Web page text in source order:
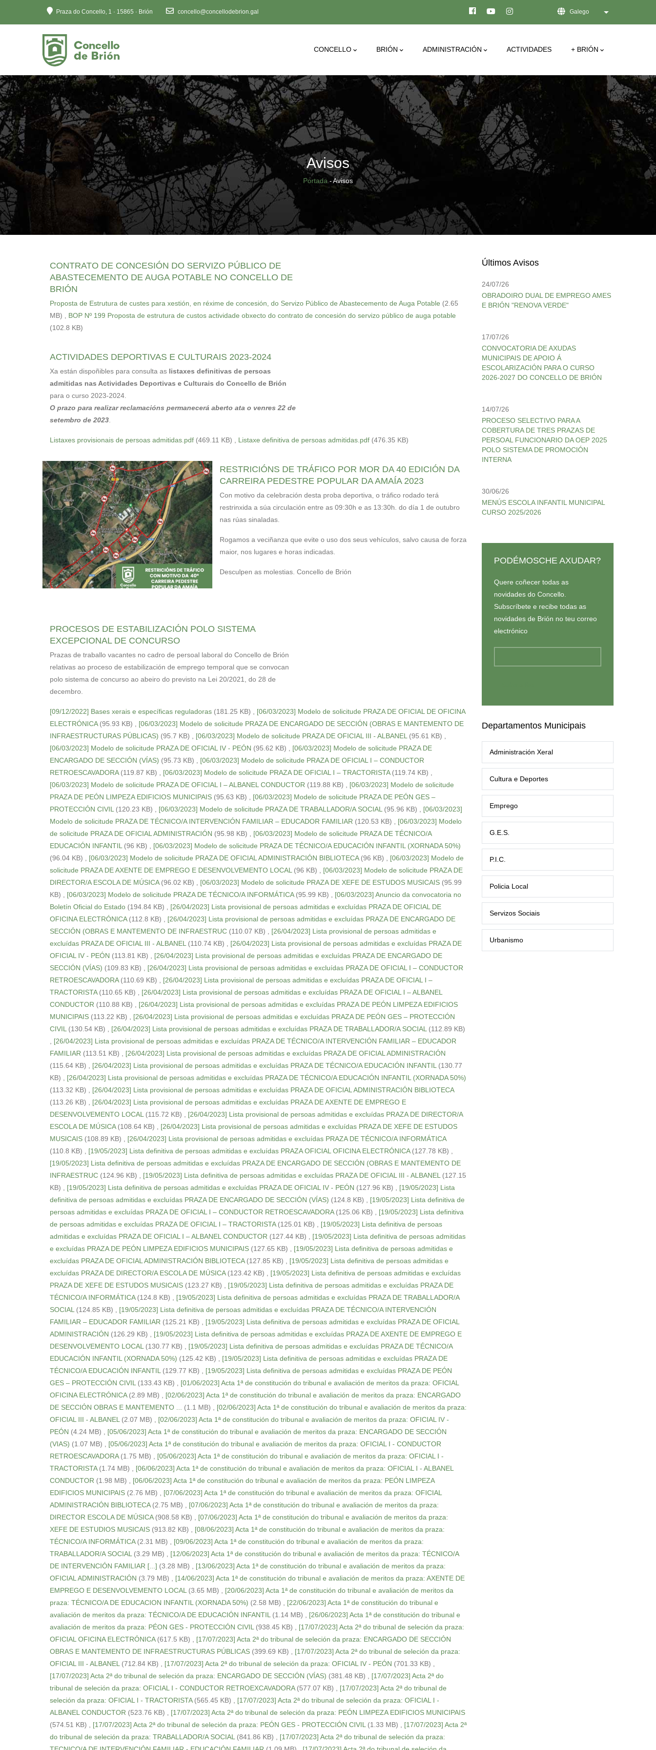
web
inclúe
un
sistema
de
accesibilidade.
Preme
Control-
para
axustar
o
sitio
accesibilidade.
Praza do Concello, 1 · 15865 · Brión concello@concellodebrion.gal Galego List additional
Main
CONCELLO BRIÓN ADMINISTRACIÓN ACTIVIDADES + BRIÓN
Avisos
Breadcrumb
Portada -Avisos
CONTRATO DE CONCESIÓN DO SERVIZO PÚBLICO DE
ABASTECEMENTO DE AUGA POTABLE NO CONCELLO DE
BRIÓN
Proposta de Estrutura de custes para xestión, en réxime de concesión, do Servizo Público de Abastecemento de Auga Potable (2.65
MB)
BOP Nº 199 Proposta de estrutura de custos actividade obxecto do contrato de concesión do servizo público de auga potable
(102.8 KB)
ACTIVIDADES DEPORTIVAS E CULTURAIS 2023-2024
Xa están dispoñibles para consulta as listaxes definitivas de persoas
admitidas nas Actividades Deportivas e Culturais do Concello de Brión
para o curso 2023-2024.
O prazo para realizar reclamacións permanecerá aberto ata o venres 22 de
setembro de 2023
Listaxes provisionais de persoas admitidas.pdf (469.11 KB) Listaxe definitiva de persoas admitidas.pdf (476.35 KB)
RESTRICIÓNS DE TRÁFICO POR MOR DA 40 EDICIÓN DA
CARREIRA PEDESTRE POPULAR DA AMAÍA 2023
Con motivo da celebración desta proba deportiva, o tráfico rodado terá
restrinxida a súa circulación entre as 09:30h e as 13:30h. do día 1 de outubro
nas rúas sinaladas.
Rogamos a veciñanza que evite o uso dos seus vehículos, salvo causa de forza
maior, nos lugares e horas indicadas.
Desculpen as molestias. Concello de Brión
PROCESOS DE ESTABILIZACIÓN POLO SISTEMA
EXCEPCIONAL DE CONCURSO
Prazas de traballo vacantes no cadro de persoal laboral do Concello de Brión
relativas ao proceso de estabilización de emprego temporal que se convocan
polo sistema de concurso ao abeiro do previsto na Lei 20/2021, do 28 de
decembro.
[09/12/2022] Bases xerais e específicas reguladoras (181.25 KB)
[06/03/2023] Modelo de solicitude PRAZA DE OFICIAL DE OFICINA
ELECTRÓNICA (95.93 KB)
[06/03/2023] Modelo de solicitude PRAZA DE ENCARGADO DE SECCIÓN (OBRAS E MANTEMENTO DE
INFRAESTRUCTURAS PÚBLICAS) (95.7 KB) [06/03/2023] Modelo de solicitude PRAZA DE OFICIAL III - ALBANEL (95.61 KB)
[06/03/2023] Modelo de solicitude PRAZA DE OFICIAL IV - PEÓN (95.62 KB)
[06/03/2023] Modelo de solicitude PRAZA DE
ENCARGADO DE SECCIÓN (VÍAS) (95.73 KB)
[06/03/2023] Modelo de solicitude PRAZA DE OFICIAL I – CONDUCTOR
RETROESCAVADORA (119.87 KB) [06/03/2023] Modelo de solicitude PRAZA DE OFICIAL I – TRACTORISTA (119.74 KB)
[06/03/2023] Modelo de solicitude PRAZA DE OFICIAL I – ALBANEL CONDUCTOR (119.88 KB)
[06/03/2023] Modelo de solicitude
PRAZA DE PEÓN LIMPEZA EDIFICIOS MUNICIPAIS (95.63 KB)
[06/03/2023] Modelo de solicitude PRAZA DE PEÓN GES –
PROTECCIÓN CIVIL (120.23 KB) [06/03/2023] Modelo de solicitude PRAZA DE TRABALLADOR/A SOCIAL (95.96 KB)
[06/03/2023]
Modelo de solicitude PRAZA DE TÉCNICO/A INTERVENCIÓN FAMILIAR – EDUCADOR FAMILIAR (120.53 KB)
[06/03/2023] Modelo
de solicitude PRAZA DE OFICIAL ADMINISTRACIÓN (95.98 KB)
[06/03/2023] Modelo de solicitude PRAZA DE TÉCNICO/A
EDUCACIÓN INFANTIL (96 KB)
[06/03/2023] Modelo de solicitude PRAZA DE TÉCNICO/A EDUCACIÓN INFANTIL (XORNADA 50%)
(96.04 KB)
[06/03/2023] Modelo de solicitude PRAZA DE OFICIAL ADMINISTRACIÓN BIBLIOTECA (96 KB)
[06/03/2023] Modelo de
solicitude PRAZA DE AXENTE DE EMPREGO E DESENVOLVEMENTO LOCAL (96 KB)
[06/03/2023] Modelo de solicitude PRAZA DE
DIRECTOR/A ESCOLA DE MÚSICA (96.02 KB) [06/03/2023] Modelo de solicitude PRAZA DE XEFE DE ESTUDOS MUSICAIS (95.99
KB)
[06/03/2023] Modelo de solicitude PRAZA DE TÉCNICO/A INFORMÁTICA (95.99 KB)
[06/03/2023] Anuncio da convocatoria no
Boletín Oficial do Estado (194.84 KB)
[26/04/2023] Lista provisional de persoas admitidas e excluídas PRAZA DE OFICIAL DE
OFICINA ELECTRÓNICA (112.8 KB)
[26/04/2023] Lista provisional de persoas admitidas e excluídas PRAZA DE ENCARGADO DE
SECCIÓN (OBRAS E MANTEMENTO DE INFRAESTRUC (110.07 KB)
[26/04/2023] Lista provisional de persoas admitidas e
excluídas PRAZA DE OFICIAL III - ALBANEL (110.74 KB)
[26/04/2023] Lista provisional de persoas admitidas e excluídas PRAZA DE
OFICIAL IV - PEÓN (113.81 KB)
[26/04/2023] Lista provisional de persoas admitidas e excluídas PRAZA DE ENCARGADO DE
SECCIÓN (VÍAS) (109.83 KB)
[26/04/2023] Lista provisional de persoas admitidas e excluídas PRAZA DE OFICIAL I – CONDUCTOR
RETROESCAVADORA (110.69 KB)
[26/04/2023] Lista provisional de persoas admitidas e excluídas PRAZA DE OFICIAL I –
TRACTORISTA (110.65 KB)
[26/04/2023] Lista provisional de persoas admitidas e excluídas PRAZA DE OFICIAL I – ALBANEL
CONDUCTOR (110.88 KB)
[26/04/2023] Lista provisional de persoas admitidas e excluídas PRAZA DE PEÓN LIMPEZA EDIFICIOS
MUNICIPAIS (113.22 KB)
[26/04/2023] Lista provisional de persoas admitidas e excluídas PRAZA DE PEÓN GES – PROTECCIÓN
CIVIL (130.54 KB) [26/04/2023] Lista provisional de persoas admitidas e excluídas PRAZA DE TRABALLADOR/A SOCIAL (112.89 KB)
[26/04/2023] Lista provisional de persoas admitidas e excluídas PRAZA DE TÉCNICO/A INTERVENCIÓN FAMILIAR – EDUCADOR
FAMILIAR (113.51 KB)
[26/04/2023] Lista provisional de persoas admitidas e excluídas PRAZA DE OFICIAL ADMINISTRACIÓN
(115.64 KB)
[26/04/2023] Lista provisional de persoas admitidas e excluídas PRAZA DE TÉCNICO/A EDUCACIÓN INFANTIL (130.77
KB)
[26/04/2023] Lista provisional de persoas admitidas e excluídas PRAZA DE TÉCNICO/A EDUCACIÓN INFANTIL (XORNADA 50%)
(113.32 KB)
[26/04/2023] Lista provisional de persoas admitidas e excluídas PRAZA DE OFICIAL ADMINISTRACIÓN BIBLIOTECA
(113.26 KB)
[26/04/2023] Lista provisional de persoas admitidas e excluídas PRAZA DE AXENTE DE EMPREGO E
DESENVOLVEMENTO LOCAL (115.72 KB)
[26/04/2023] Lista provisional de persoas admitidas e excluídas PRAZA DE DIRECTOR/A
ESCOLA DE MÚSICA (108.64 KB)
[26/04/2023] Lista provisional de persoas admitidas e excluídas PRAZA DE XEFE DE ESTUDOS
MUSICAIS (108.89 KB)
[26/04/2023] Lista provisional de persoas admitidas e excluídas PRAZA DE TÉCNICO/A INFORMÁTICA
(110.8 KB)
[19/05/2023] Lista definitiva de persoas admitidas e excluídas PRAZA OFICIAL OFICINA ELECTRÓNICA (127.78 KB)
[19/05/2023] Lista definitiva de persoas admitidas e excluídas PRAZA DE ENCARGADO DE SECCIÓN (OBRAS E MANTEMENTO DE
INFRAESTRUC (124.96 KB) [19/05/2023] Lista definitiva de persoas admitidas e excluídas PRAZA DE OFICIAL III - ALBANEL (127.15
KB)
[19/05/2023] Lista definitiva de persoas admitidas e excluídas PRAZA DE OFICIAL IV - PEÓN (127.96 KB)
[19/05/2023] Lista
definitiva de persoas admitidas e excluídas PRAZA DE ENCARGADO DE SECCIÓN (VÍAS) (124.8 KB)
[19/05/2023] Lista definitiva de
persoas admitidas e excluídas PRAZA DE OFICIAL I – CONDUCTOR RETROESCAVADORA (125.06 KB)
[19/05/2023] Lista definitiva
de persoas admitidas e excluídas PRAZA DE OFICIAL I – TRACTORISTA (125.01 KB)
[19/05/2023] Lista definitiva de persoas
admitidas e excluídas PRAZA DE OFICIAL I – ALBANEL CONDUCTOR (127.44 KB)
[19/05/2023] Lista definitiva de persoas admitidas
e excluídas PRAZA DE PEÓN LIMPEZA EDIFICIOS MUNICIPAIS (127.65 KB)
[19/05/2023] Lista definitiva de persoas admitidas e
excluídas PRAZA DE OFICIAL ADMINISTRACIÓN BIBLIOTECA (127.85 KB)
[19/05/2023] Lista definitiva de persoas admitidas e
excluídas PRAZA DE DIRECTOR/A ESCOLA DE MÚSICA (123.42 KB)
[19/05/2023] Lista definitiva de persoas admitidas e excluídas
PRAZA DE XEFE DE ESTUDOS MUSICAIS (123.27 KB)
[19/05/2023] Lista definitiva de persoas admitidas e excluídas PRAZA DE
TÉCNICO/A INFORMÁTICA (124.8 KB)
[19/05/2023] Lista definitiva de persoas admitidas e excluídas PRAZA DE TRABALLADOR/A
SOCIAL (124.85 KB)
[19/05/2023] Lista definitiva de persoas admitidas e excluídas PRAZA DE TÉCNICO/A INTERVENCIÓN
FAMILIAR – EDUCADOR FAMILIAR (125.21 KB)
[19/05/2023] Lista definitiva de persoas admitidas e excluídas PRAZA DE OFICIAL
ADMINISTRACIÓN (126.29 KB)
[19/05/2023] Lista definitiva de persoas admitidas e excluídas PRAZA DE AXENTE DE EMPREGO E
DESENVOLVEMENTO LOCAL (130.77 KB)
[19/05/2023] Lista definitiva de persoas admitidas e excluídas PRAZA DE TÉCNICO/A
EDUCACIÓN INFANTIL (XORNADA 50%) (125.42 KB)
[19/05/2023] Lista definitiva de persoas admitidas e excluídas PRAZA DE
TÉCNICO/A EDUCACIÓN INFANTIL (129.77 KB)
[19/05/2023] Lista definitiva de persoas admitidas e excluídas PRAZA DE PEÓN
GES – PROTECCIÓN CIVIL (133.43 KB)
[01/06/2023] Acta 1ª de constitución do tribunal e avaliación de meritos da praza: OFICIAL
OFICINA ELECTRÓNICA (2.89 MB)
[02/06/2023] Acta 1ª de constitución do tribunal e avaliación de meritos da praza: ENCARGADO
DE SECCIÓN OBRAS E MANTEMENTO ...
(1.1 MB)
[02/06/2023] Acta 1ª de constitución do tribunal e avaliación de meritos da praza:
OFICIAL III - ALBANEL (2.07 MB)
[02/06/2023] Acta 1ª de constitución do tribunal e avaliación de meritos da praza: OFICIAL IV -
PEÓN (4.24 MB)
[05/06/2023] Acta 1ª de constitución do tribunal e avaliación de meritos da praza: ENCARGADO DE SECCIÓN
(VIAS) (1.07 MB)
[05/06/2023] Acta 1ª de constitución do tribunal e avaliación de meritos da praza: OFICIAL I - CONDUCTOR
RETROESCAVADORA (1.75 MB)
[05/06/2023] Acta 1ª de constitución do tribunal e avaliación de meritos da praza: OFICIAL I -
TRACTORISTA (1.74 MB)
[06/06/2023] Acta 1ª de constitución do tribunal e avaliación de meritos da praza: OFICIAL I - ALBANEL
CONDUCTOR (1.98 MB)
[06/06/2023] Acta 1ª de constitución do tribunal e avaliación de meritos da praza: PEÓN LIMPEZA
EDIFICIOS MUNICIPAIS (2.76 MB)
[07/06/2023] Acta 1ª de constitución do tribunal e avaliación de meritos da praza: OFICIAL
ADMINISTRACIÓN BIBLIOTECA (2.75 MB)
[07/06/2023] Acta 1ª de constitución do tribunal e avaliación de meritos da praza:
DIRECTOR ESCOLA DE MÚSICA (908.58 KB)
[07/06/2023] Acta 1ª de constitución do tribunal e avaliación de meritos da praza:
XEFE DE ESTUDIOS MUSICAIS (913.82 KB)
[08/06/2023] Acta 1ª de constitución do tribunal e avaliación de meritos da praza:
TÉCNICO/A INFORMÁTICA (2.31 MB)
[09/06/2023] Acta 1ª de constitución do tribunal e avaliación de meritos da praza:
TRABALLADOR/A SOCIAL (3.29 MB)
[12/06/2023] Acta 1ª de constitución do tribunal e avaliación de meritos da praza: TÉCNICO/A
DE INTERVENCIÓN FAMILIAR [...] (3.28 MB)
[13/06/2023] Acta 1ª de constitución do tribunal e avaliación de meritos da praza:
OFICIAL ADMINISTRACIÓN (3.79 MB)
[14/06/2023] Acta 1ª de constitución do tribunal e avaliación de meritos da praza: AXENTE DE
EMPREGO E DESENVOLVEMENTO LOCAL (3.65 MB)
[20/06/2023] Acta 1ª de constitución do tribunal e avaliación de meritos da
praza: TÉCNICO/A DE EDUCACION INFANTIL (XORNADA 50%) (2.58 MB)
[22/06/2023] Acta 1ª de constitución do tribunal e
avaliación de meritos da praza: TÉCNICO/A DE EDUCACIÓN INFANTIL (1.14 MB)
[26/06/2023] Acta 1ª de constitución do tribunal e
avaliación de meritos da praza: PÉON GES - PROTECCIÓN CIVIL (938.45 KB)
[17/07/2023] Acta 2ª do tribunal de seleción da praza:
OFICIAL OFICINA ELECTRÓNICA (617.5 KB)
[17/07/2023] Acta 2ª do tribunal de seleción da praza: ENCARGADO DE SECCIÓN
OBRAS E MANTEMENTO DE INFRAESTRUCTURAS PÚBLICAS (399.69 KB)
[17/07/2023] Acta 2ª do tribunal de seleción da praza:
OFICIAL III - ALBANEL (712.84 KB) [17/07/2023] Acta 2ª do tribunal de seleción da praza: OFICIAL IV - PEÓN (701.33 KB)
[17/07/2023] Acta 2ª do tribunal de seleción da praza: ENCARGADO DE SECCIÓN (VÍAS) (381.48 KB)
[17/07/2023] Acta 2ª do
tribunal de seleción da praza: OFICIAL I - CONDUCTOR RETROEXCAVADORA (577.07 KB)
[17/07/2023] Acta 2ª do tribunal de
seleción da praza: OFICIAL I - TRACTORISTA (565.45 KB)
[17/07/2023] Acta 2ª do tribunal de seleción da praza: OFICIAL I -
ALBANEL CONDUCTOR (523.76 KB)
[17/07/2023] Acta 2ª do tribunal de seleción da praza: PEÓN LIMPEZA EDIFICIOS MUNICIPAIS
(574.51 KB)
[17/07/2023] Acta 2ª do tribunal de seleción da praza: PEÓN GES - PROTECCIÓN CIVIL (1.33 MB)
[17/07/2023] Acta 2ª
do tribunal de seleción da praza: TRABALLADOR/A SOCIAL (841.86 KB)
[17/07/2023] Acta 2ª do tribunal de seleción da praza:
Últimos Avisos
24/07/26
OBRADOIRO DUAL DE EMPREGO AMES
E BRIÓN "RENOVA VERDE"
17/07/26
CONVOCATORIA DE AXUDAS
MUNICIPAIS DE APOIO Á
ESCOLARIZACIÓN PARA O CURSO
2026-2027 DO CONCELLO DE BRIÓN
14/07/26
PROCESO SELECTIVO PARA A
COBERTURA DE TRES PRAZAS DE
PERSOAL FUNCIONARIO DA OEP 2025
POLO SISTEMA DE PROMOCIÓN
INTERNA
30/06/26
MENÚS ESCOLA INFANTIL MUNICIPAL
CURSO 2025/2026
PODÉMOSCHE AXUDAR?
Quere coñecer todas as
novidades do Concello.
Subscríbete e recibe todas as
novidades de Brión no teu correo
electrónico
Departamentos Municipais
Administración Xeral
Cultura e Deportes
Emprego
G.E.S.
P.I.C.
Policia Local
Servizos Sociais
Urbanismo